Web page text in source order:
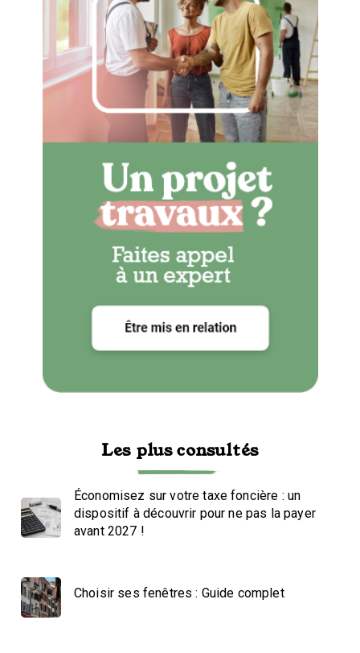
Les plus consultés
Économisez sur votre taxe foncière : un
dispositif à découvrir pour ne pas la payer
avant 2027 !
Choisir ses fenêtres : Guide complet